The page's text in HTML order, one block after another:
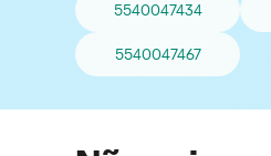
5540047434
5540047467